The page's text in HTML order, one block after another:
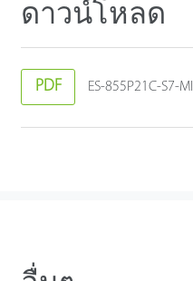
ดาวน์โหลด
PDF ES-855P21C-S7-MI